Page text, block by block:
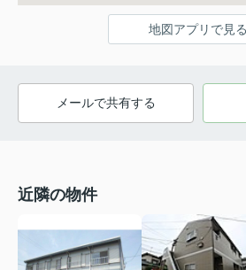
地図アプリで見る
メールで共有する
近隣の物件